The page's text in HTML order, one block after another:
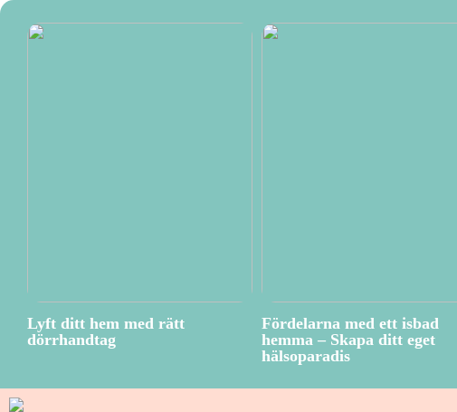
Lyft ditt hem med rätt
dörrhandtag
Fördelarna med ett isbad
hemma – Skapa ditt eget
hälsoparadis